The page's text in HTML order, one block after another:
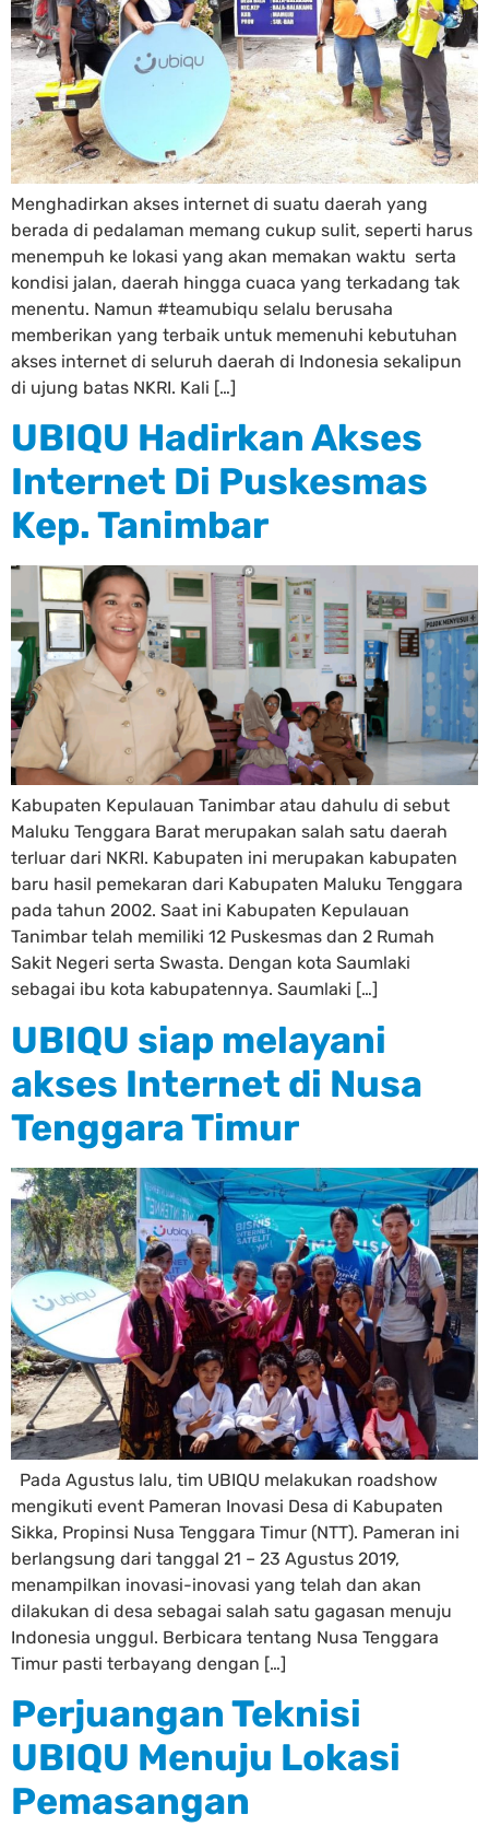
Menghadirkan akses internet di suatu daerah yang
berada di pedalaman memang cukup sulit, seperti harus
menempuh ke lokasi yang akan memakan waktu serta
kondisi jalan, daerah hingga cuaca yang terkadang tak
menentu. Namun #teamubiqu selalu berusaha
memberikan yang terbaik untuk memenuhi kebutuhan
akses internet di seluruh daerah di Indonesia sekalipun
di ujung batas NKRI. Kali […]
UBIQU Hadirkan Akses
Internet Di Puskesmas
Kep. Tanimbar
Kabupaten Kepulauan Tanimbar atau dahulu di sebut
Maluku Tenggara Barat merupakan salah satu daerah
terluar dari NKRI. Kabupaten ini merupakan kabupaten
baru hasil pemekaran dari Kabupaten Maluku Tenggara
pada tahun 2002. Saat ini Kabupaten Kepulauan
Tanimbar telah memiliki 12 Puskesmas dan 2 Rumah
Sakit Negeri serta Swasta. Dengan kota Saumlaki
sebagai ibu kota kabupatennya. Saumlaki […]
UBIQU siap melayani
akses Internet di Nusa
Tenggara Timur
Pada Agustus lalu, tim UBIQU melakukan roadshow
mengikuti event Pameran Inovasi Desa di Kabupaten
Sikka, Propinsi Nusa Tenggara Timur (NTT). Pameran ini
berlangsung dari tanggal 21 – 23 Agustus 2019,
menampilkan inovasi-inovasi yang telah dan akan
dilakukan di desa sebagai salah satu gagasan menuju
Indonesia unggul. Berbicara tentang Nusa Tenggara
Timur pasti terbayang dengan […]
Perjuangan Teknisi
UBIQU Menuju Lokasi
Pemasangan